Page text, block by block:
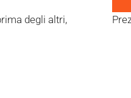
degli altri,